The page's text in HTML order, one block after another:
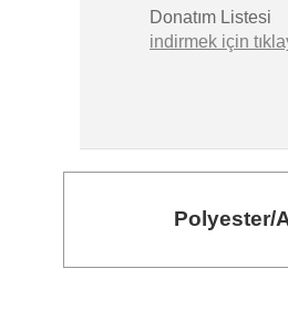
Donatım Listesi
indirmek için
Polyester/